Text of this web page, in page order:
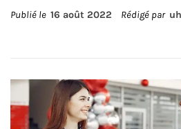
Publié le 16 août 2022 Rédigé par